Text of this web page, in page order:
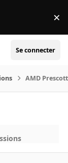
×
Se connecter
AMD